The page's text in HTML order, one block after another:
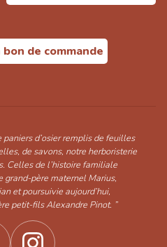
de commande
d’osier remplis de feuilles
de savons, notre herboristerie
Celles de l’histoire familiale
grand-père maternel Marius,
et poursuivie aujourd’hui,
petit-fils Alexandre Pinot. ”